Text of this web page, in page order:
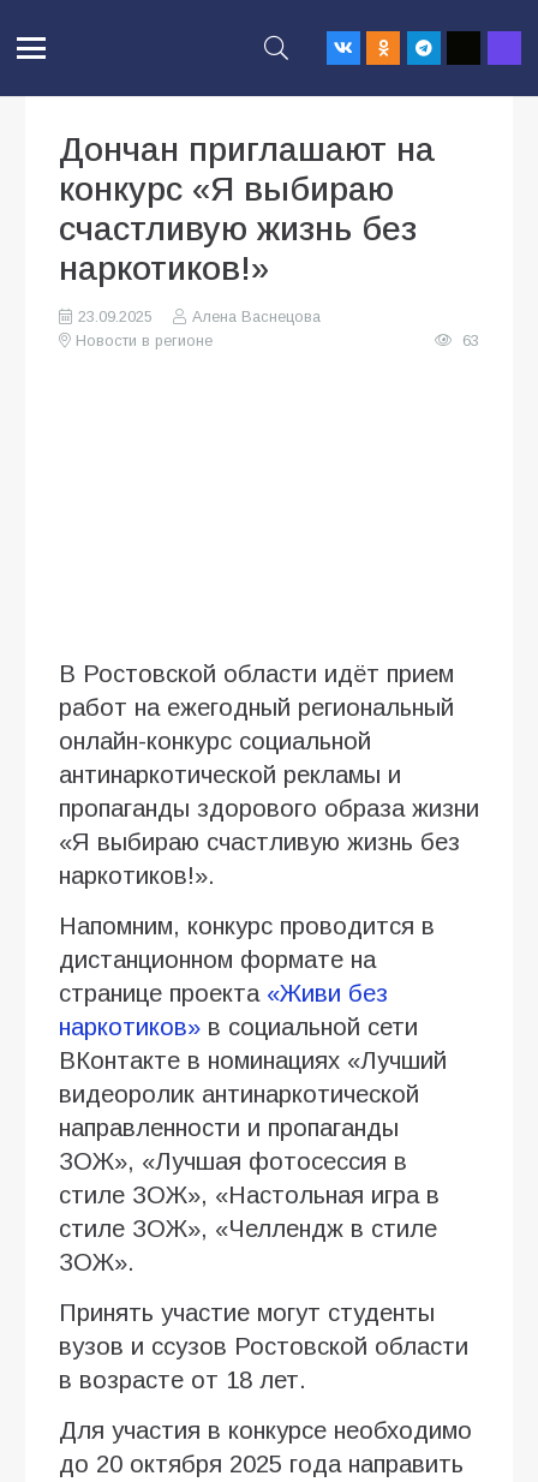
Дончан приглашают на
конкурс «Я выбираю
счастливую жизнь без
наркотиков!»
23.09.2025
Алена Васнецова
Новости в регионе
63
В Ростовской области идёт прием
работ на ежегодный региональный
онлайн-конкурс социальной
антинаркотической рекламы и
пропаганды здорового образа жизни
«Я выбираю счастливую жизнь без
наркотиков!».
Напомним, конкурс проводится в
дистанционном формате на
странице проекта «Живи без
наркотиков» в социальной сети
ВКонтакте в номинациях «Лучший
видеоролик антинаркотической
направленности и пропаганды
ЗОЖ», «Лучшая фотосессия в
стиле ЗОЖ», «Настольная игра в
стиле ЗОЖ», «Челлендж в стиле
ЗОЖ».
Принять участие могут студенты
вузов и ссузов Ростовской области
в возрасте от 18 лет.
Для участия в конкурсе необходимо
до 20 октября 2025 года направить